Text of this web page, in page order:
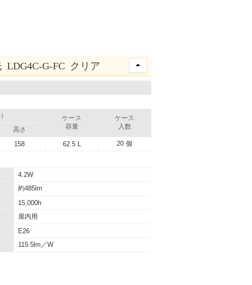
LDG4C-G-FC クリア
ケース
容量
ケース
入数
高さ
158 62.5 L 20 個
4.2W
約485lm
15,000h
屋内用
E26
115.5lm／W